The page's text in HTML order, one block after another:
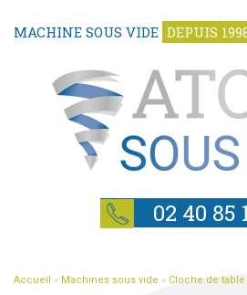
MACHINE SOUS VIDE DEPUIS
02 40 85
Accueil » Machines sous vide » Cloche de table